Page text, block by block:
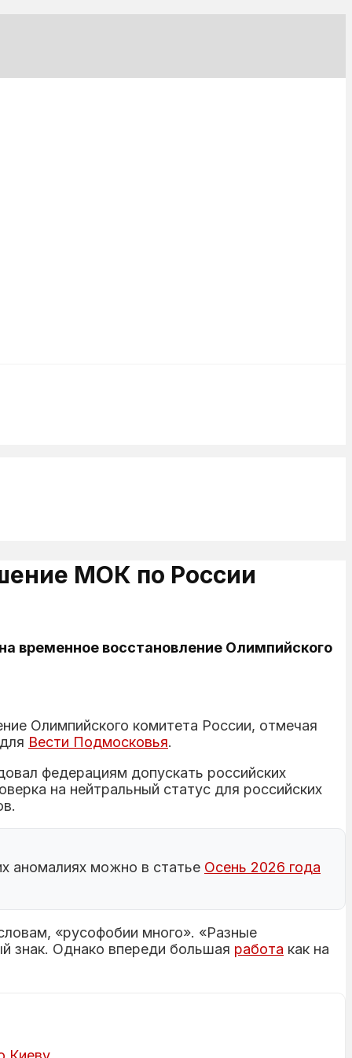
МОК по России
временное восстановление Олимпийского
Олимпийского комитета России, отмечая
Вести Подмосковья.
федерациям допускать российских
на нейтральный статус для российских
аномалиях можно в статье Осень 2026 года
«русофобии много». «Разные
знак. Однако впереди большая работа как на